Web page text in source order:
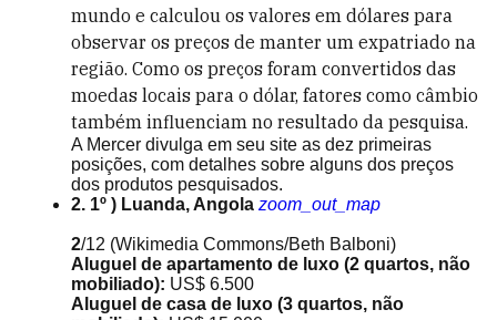
mundo e calculou os valores em dólares para
observar os preços de manter um expatriado na
região. Como os preços foram convertidos das
moedas locais para o dólar, fatores como câmbio
também influenciam no resultado da pesquisa.
A Mercer divulga em seu site as dez primeiras
posições, com detalhes sobre alguns dos preços
dos produtos pesquisados.
2. 1º ) Luanda, Angola zoom_out_map
2/12 (Wikimedia Commons/Beth Balboni)
Aluguel de apartamento de luxo (2 quartos, não
mobiliado): US$ 6.500
Aluguel de casa de luxo (3 quartos, não